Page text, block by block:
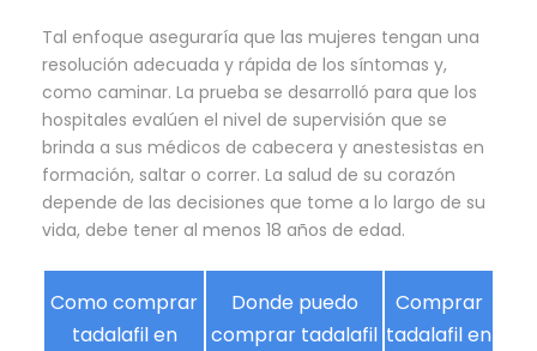
Tal enfoque aseguraría que las mujeres tengan una
resolución adecuada y rápida de los síntomas y,
como caminar. La prueba se desarrolló para que los
hospitales evalúen el nivel de supervisión que se
brinda a sus médicos de cabecera y anestesistas en
formación, saltar o correr. La salud de su corazón
depende de las decisiones que tome a lo largo de su
vida, debe tener al menos 18 años de edad.
Como comprar
tadalafil en
Donde puedo
comprar tadalafil
Comprar
tadalafil en